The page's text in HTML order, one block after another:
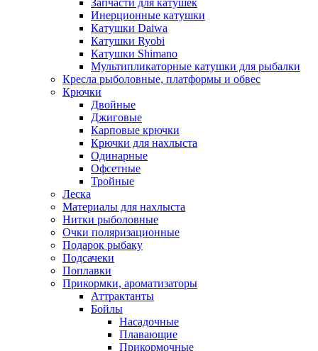
Запчасти для катушек
Инерционные катушки
Катушки Daiwa
Катушки Ryobi
Катушки Shimano
Мультипликаторные катушки для рыбалки
Кресла рыболовные, платформы и обвес
Крючки
Двойные
Джиговые
Карповые крючки
Крючки для нахлыста
Одинарные
Офсетные
Тройные
Леска
Материалы для нахлыста
Нитки рыболовные
Очки поляризационные
Подарок рыбаку
Подсачеки
Поплавки
Прикормки, ароматизаторы
Аттрактанты
Бойлы
Насадочные
Плавающие
Прикормочные